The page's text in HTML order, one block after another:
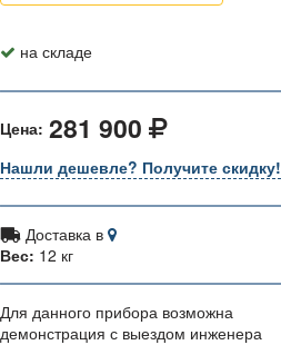
на складе
Цена: 281 900
Нашли дешевле? Получите скидку!
Доставка в
Вес: 12 кг
Для данного прибора возможна
демонстрация с выездом инженера